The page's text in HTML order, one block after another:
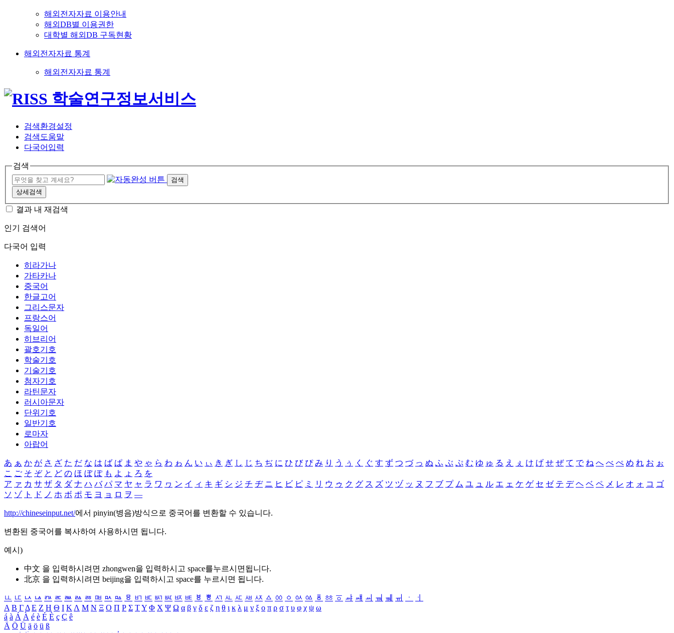
해외전자자료 이용안내
해외DB별 이용권한
대학별 해외DB 구독현황
해외전자자료 통계
해외전자자료 통계
검색환경설정
검색도움말
다국어입력
검색
검색
상세검색
결과 내 재검색
인기 검색어
다국어 입력
히라가나
가타카나
중국어
한글고어
그리스문자
프랑스어
독일어
히브리어
괄호기호
학술기호
기술기호
첨자기호
라틴문자
러시아문자
단위기호
일반기호
로마자
아랍어
あ ぁ か が さ ざ た だ な は ば ぱ ま や ゃ ら わ ゎ ん い ぃ き ぎ し じ ち ぢ に ひ び ぴ み り う ぅ く ぐ す ず つ づ っ ぬ ふ ぶ ぷ む ゆ ゅ る え ぇ け げ せ ぜ て で ね へ べ ぺ め れ お ぉ
こ ご そ ぞ と ど の ほ ぼ ぽ も よ ょ ろ を
ア ァ カ サ ザ タ ダ ナ ハ バ パ マ ヤ ャ ラ ワ ヮ ン イ ィ キ ギ シ ジ チ ヂ ニ ヒ ビ ピ ミ リ ウ ゥ ク グ ス ズ ツ ヅ ッ ヌ フ ブ プ ム ユ ュ ル エ ェ ケ ゲ セ ゼ テ デ ヘ ベ ペ メ レ オ ォ コ ゴ
ソ ゾ ト ド ノ ホ ボ ポ モ ヨ ョ ロ ヲ ―
http://chineseinput.net/에서 pinyin(병음)방식으로 중국어를 변환할 수 있습니다.
변환된 중국어를 복사하여 사용하시면 됩니다.
예시)
中文 을 입력하시려면 zhongwen을 입력하시고 space를누르시면됩니다.
北京 을 입력하시려면 beijing을 입력하시고 space를 누르시면 됩니다.
ㅥ ㅦ ㅧ ㅨ ㅩ ㅪ ㅫ ㅬ ㅭ ㅮ ㅯ ㅰ ㅱ ㅲ ㅳ ㅴ ㅵ ㅶ ㅷ ㅸ ㅹ ㅺ ㅻ ㅼ ㅽ ㅾ ㅿ ㆀ ㆁ ㆂ ㆃ ㆄ ㆅ ㆆ ㆇ ㆈ ㆉ ㆊ ㆋ ㆌ ㆍ
ㆎ
Α Β ΓΔ Ε Ζ Η Θ Ι ΚΛ Μ Ν Ξ Ο Π Ρ Σ ΤΥ Φ Χ Ψ Ω α β γ δ ε ζ η θ ι κ λ μ ν ξ ο π ρ σ τ υ φ χ ψ ω
á à Á À é è É È ç Ç ê
Ä Ö Ü ä ö ü ß